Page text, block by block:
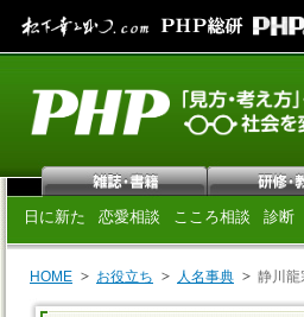
日に新た 恋愛相談 こころ相談 診断
HOME お役立ち 人名事典 静川龍